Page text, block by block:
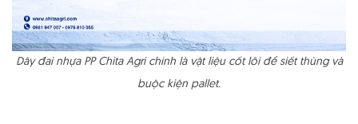
Dây đai nhựa PP Chita Agri chính là vật liệu cốt lõi để siết thùng và
buộc kiện pallet.